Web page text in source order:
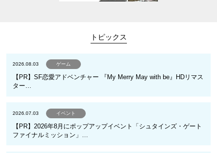
トピックス
2026.08.03 ゲーム
【PR】SF恋愛アドベンチャー 『My Merry May with be』HDリマス
ター…
2026.07.03 イベント
【PR】2026年8月にポップアップイベント「シュタインズ・ゲート
ファイナルミッション」…